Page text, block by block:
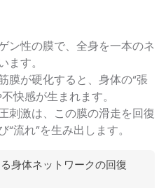
ン性の膜で、全身を一本のネ
ます。
膜が硬化すると、身体の“張
快感が生まれます。
刺激は、この膜の滑走を回復
流れ”を生み出します。
身体ネットワークの回復